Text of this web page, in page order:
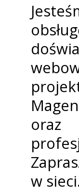
oraz
w